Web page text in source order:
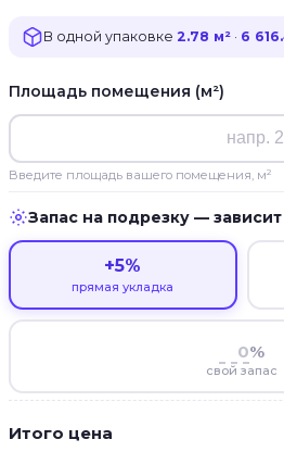
В одной упаковке 2.78 м² · 6
Площадь помещения (м²)
Введите площадь вашего помещения, м²
Запас на подрезку —
+5%
прямая укладка
%
свой запас
Итого цена